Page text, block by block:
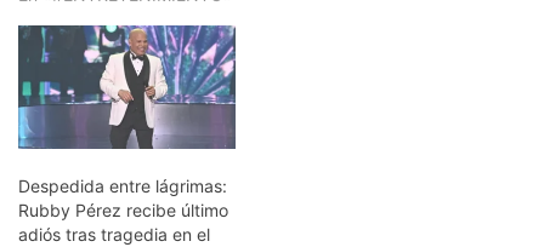
Despedida entre lágrimas:
Rubby Pérez recibe último
adiós tras tragedia en el